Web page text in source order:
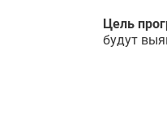
Цель
будут